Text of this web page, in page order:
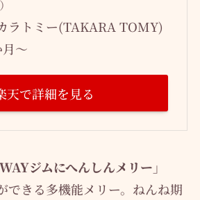
ラトミー(TAKARA TOMY)
～
天で詳細を見る
ジムにへんしんメリー」
できる多機能メリー。ねんね期